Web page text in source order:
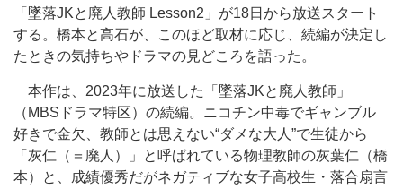
「墜落JKと廃人教師 Lesson2」が18日から放送スタート
する。橋本と高石が、このほど取材に応じ、続編が決定し
たときの気持ちやドラマの見どころを語った。
本作は、2023年に放送した「墜落JKと廃人教師」
（MBSドラマ特区）の続編。ニコチン中毒でギャンブル
好きで金欠、教師とは思えない“ダメな大人”で生徒から
「灰仁（＝廃人）」と呼ばれている物理教師の灰葉仁（橋
本）と、成績優秀だがネガティブな女子高校生・落合扇言